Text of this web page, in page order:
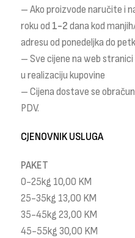
– Ako proizvode naručite i
roku od 1-2 dana kod
adresu od ponedeljka do
– Sve cijene na web
u realizaciju kupovine
– Cijena dostave se
PDV.
CJENOVNIK USLUGA
PAKET
0-25kg 10,00 KM
25-35kg 13,00 KM
35-45kg 23,00 KM
45-55kg 30,00 KM